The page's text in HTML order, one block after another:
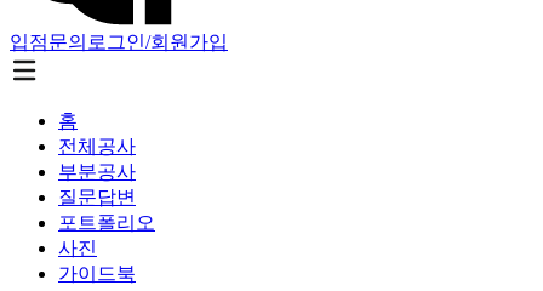
입점문의 로그인/회원가입
홈
전체공사
부분공사
질문답변
포트폴리오
사진
가이드북